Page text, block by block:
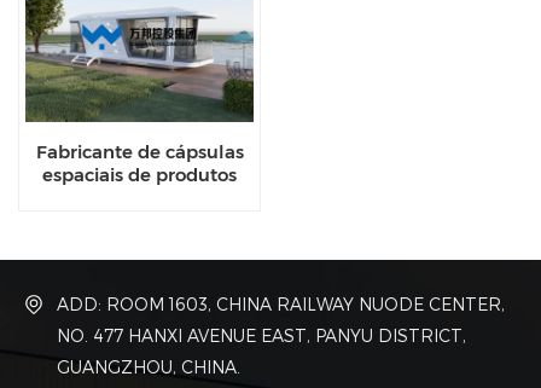
Fabricante de cápsulas
espaciais de produtos
ADD: ROOM 1603, CHINA RAILWAY NUODE CENTER,
NO. 477 HANXI AVENUE EAST, PANYU DISTRICT,
GUANGZHOU, CHINA.